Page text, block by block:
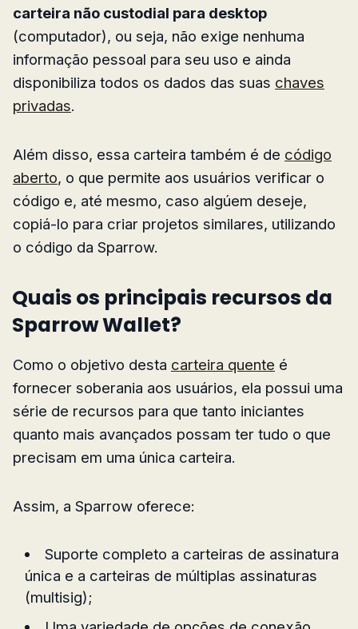
carteira não custodial para desktop
(computador), ou seja, não exige nenhuma
informação pessoal para seu uso e ainda
disponibiliza todos os dados das suas chaves
privadas.
Além disso, essa carteira também é de código
aberto, o que permite aos usuários verificar o
código e, até mesmo, caso algúem deseje,
copiá-lo para criar projetos similares, utilizando
o código da Sparrow.
Quais os principais recursos da
Sparrow Wallet?
Como o objetivo desta carteira quente é
fornecer soberania aos usuários, ela possui uma
série de recursos para que tanto iniciantes
quanto mais avançados possam ter tudo o que
precisam em uma única carteira.
Assim, a Sparrow oferece:
Suporte completo a carteiras de assinatura
única e a carteiras de múltiplas assinaturas
(multisig);